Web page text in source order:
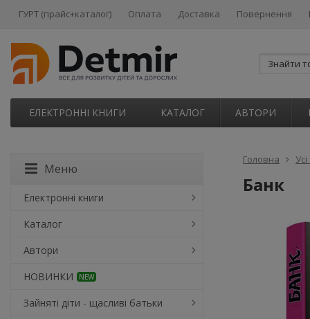
ГУРТ (прайс+каталог) Оплата Доставка Повернення
ЕЛЕКТРОННІ КНИГИ КАТАЛОГ АВТОРИ
Головна
Банк
Меню
Електронні книги
Каталог
Автори
НОВИНКИ
NEW
Зайняті діти - щасливі батьки